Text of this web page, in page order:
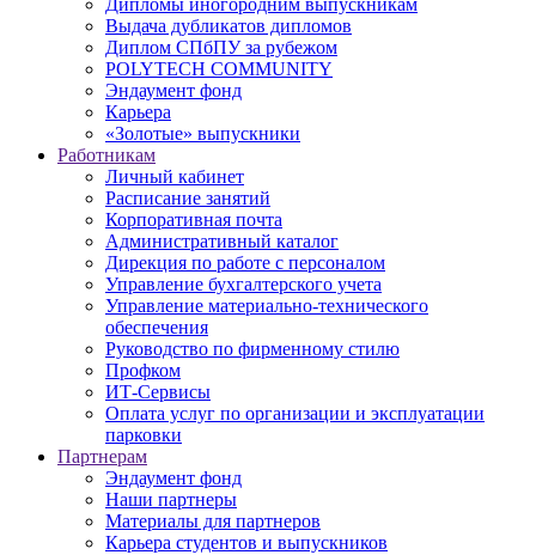
Дипломы иногородним выпускникам
Выдача дубликатов дипломов
Диплом СПбПУ за рубежом
POLYTECH COMMUNITY
Эндаумент фонд
Карьера
«Золотые» выпускники
Работникам
Личный кабинет
Расписание занятий
Корпоративная почта
Административный каталог
Дирекция по работе с персоналом
Управление бухгалтерского учета
Управление материально-технического
обеспечения
Руководство по фирменному стилю
Профком
ИТ-Сервисы
Оплата услуг по организации и эксплуатации
парковки
Партнерам
Эндаумент фонд
Наши партнеры
Материалы для партнеров
Карьера студентов и выпускников